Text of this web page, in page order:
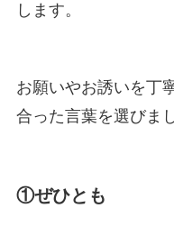
します。
お願いやお誘いを丁
合った言葉を選びま
①ぜひとも